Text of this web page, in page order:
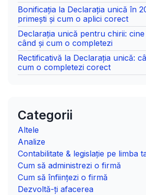
Bonificația la Declarația unică în
primești și cum o aplici corect
Declarația unică pentru chirii:
când și cum o completezi
Rectificativă la Declarația unică:
cum o completezi corect
Categorii
Altele
Analize
Contabilitate & legislație pe limba
Cum să administrezi o firmă
Cum să înființezi o firmă
Dezvoltă-ți afacerea